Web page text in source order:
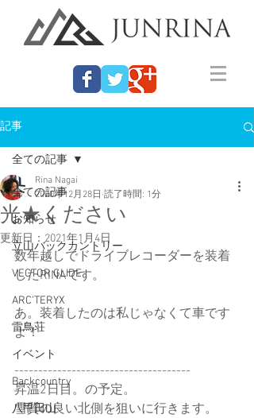
記事
全ての記事
お知らせ
立山バックカントリー
VECTOR GLIDE
ARC'TERYX
雷鳥荘
イベント
Backcountry
八甲田山
全ての記事
光★ください
Rina Nagai
2020年12月28日 読了時間: 1分
更新日：2021年1月4日
数年越しでドライブレコーダーを装着
したRINAです。
あ。装着したのは私じゃなくて車です
よ！
-------------------------------------
昇温2日目。の予定。
雪質の良い北側を狙いに行きます。